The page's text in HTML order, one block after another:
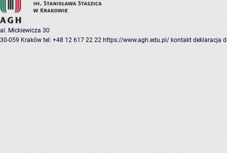
al. Mickiewicza 30
30-059 Kraków tel: +48 12 617 22 22 https://www.agh.edu.pl/ kontakt deklaracja